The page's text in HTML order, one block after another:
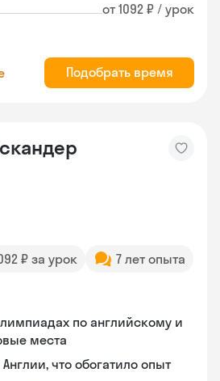
от 1092 ₽ / урок
Подобрать время
₽ за урок
7 лет опыта
по английскому и
места
что обогатило опыт